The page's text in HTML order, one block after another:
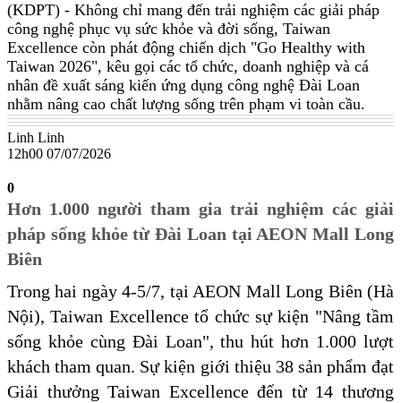
(KDPT) - Không chỉ mang đến trải nghiệm các giải pháp
công nghệ phục vụ sức khỏe và đời sống, Taiwan
Excellence còn phát động chiến dịch "Go Healthy with
Taiwan 2026", kêu gọi các tổ chức, doanh nghiệp và cá
nhân đề xuất sáng kiến ứng dụng công nghệ Đài Loan
nhằm nâng cao chất lượng sống trên phạm vi toàn cầu.
Linh Linh
12h00 07/07/2026
0
Hơn 1.000 người tham gia trải nghiệm các giải
pháp sống khỏe từ Đài Loan tại AEON Mall Long
Biên
Trong hai ngày 4-5/7, tại AEON Mall Long Biên (Hà
Nội), Taiwan Excellence tổ chức sự kiện "Nâng tầm
sống khỏe cùng Đài Loan", thu hút hơn 1.000 lượt
khách tham quan. Sự kiện giới thiệu 38 sản phẩm đạt
Giải thưởng Taiwan Excellence đến từ 14 thương